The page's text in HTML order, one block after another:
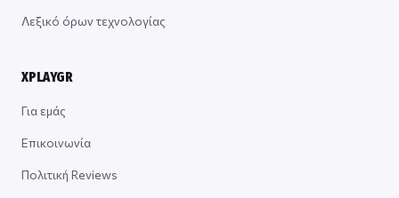
Λεξικό όρων τεχνολογίας
XPLAYGR
Για εμάς
Επικοινωνία
Πολιτική Reviews